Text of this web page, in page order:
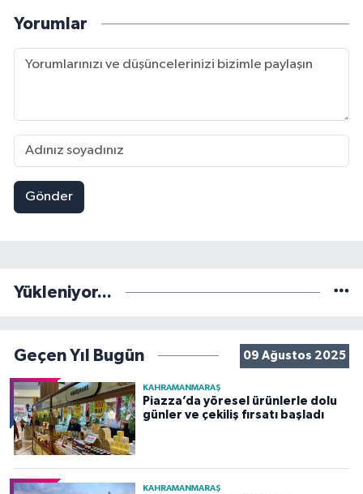
Yorumlar
Gönder
Yükleniyor...
Geçen Yıl Bugün 09 Ağustos 2025
KAHRAMANMARAŞ
Piazza’da yöresel ürünlerle dolu
günler ve çekiliş fırsatı başladı
KAHRAMANMARAŞ